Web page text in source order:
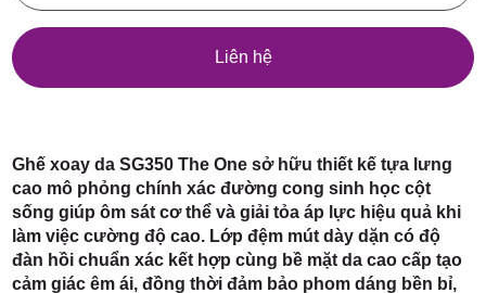
huyện
Hóc Môn,
Liên hệ
Ghế xoay da SG350 The One sở hữu thiết kế tựa lưng
cao mô phỏng chính xác đường cong sinh học cột
sống giúp ôm sát cơ thể và giải tỏa áp lực hiệu quả khi
làm việc cường độ cao. Lớp đệm mút dày dặn có độ
đàn hồi chuẩn xác kết hợp cùng bề mặt da cao cấp tạo
cảm giác êm ái, đồng thời đảm bảo phom dáng bền bỉ,